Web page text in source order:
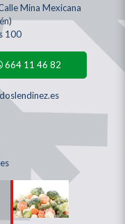
Mina Mexicana
100
664 11 46 82